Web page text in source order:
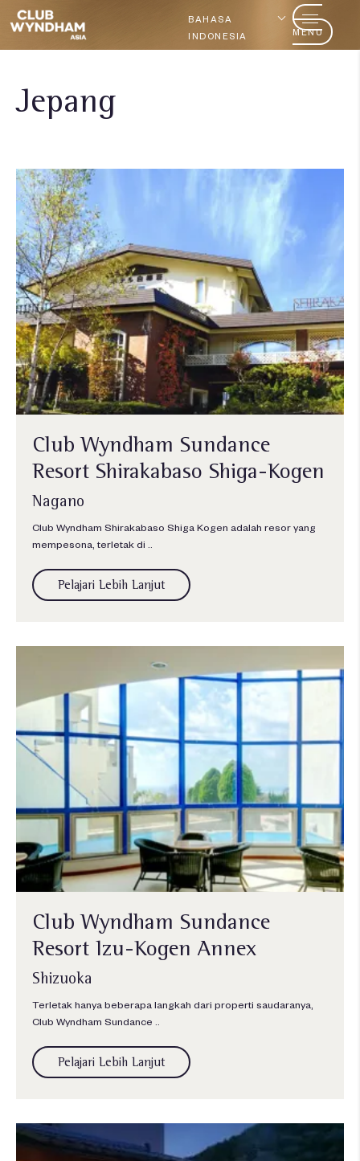
BAHASA
INDONESIA
MENU
Jepang
Club Wyndham Sundance
Resort Shirakabaso Shiga-Kogen
Nagano
Club Wyndham Shirakabaso Shiga Kogen adalah resor yang
mempesona, terletak di ..
Pelajari Lebih Lanjut
Club Wyndham Sundance
Resort Izu-Kogen Annex
Shizuoka
Terletak hanya beberapa langkah dari properti saudaranya,
Club Wyndham Sundance ..
Pelajari Lebih Lanjut